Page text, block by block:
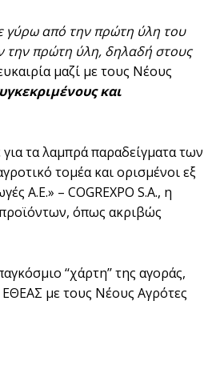
γύρω από την πρώτη ύλη του
την πρώτη ύλη, δηλαδή στους
μαζί με τους Νέους
και
τα λαμπρά παραδείγματα των
τομέα και ορισμένοι εξ
Α.Ε.» – COGREXPO S.A., η
προϊόντων, όπως ακριβώς
‘‘χάρτη’’ της αγοράς,
με τους Νέους Αγρότες